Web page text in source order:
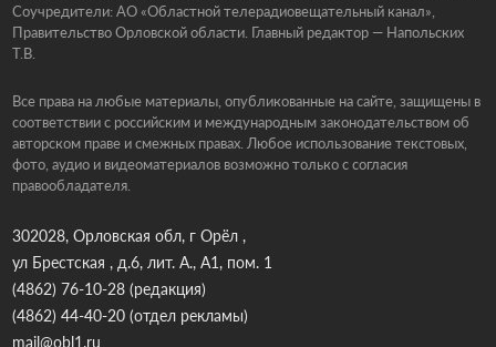
Соучредители: АО «Областной телерадиовещательный канал»,
Правительство Орловской области. Главный редактор — Напольских
Т.В.
Все права на любые материалы, опубликованные на сайте, защищены в
соответствии с российским и международным законодательством об
авторском праве и смежных правах. Любое использование текстовых,
фото, аудио и видеоматериалов возможно только с согласия
правообладателя.
302028, Орловская обл, г Орёл ,
ул Брестская , д.6, лит. А., А1, пом. 1
(4862) 76-10-28(редакция)
(4862) 44-40-20(отдел рекламы)
mail@obl1.ru